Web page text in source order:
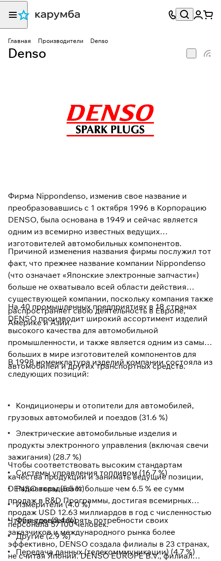
Главная Производители Denso
Denso
Фирма Nippondenso, изменив свое название и
преобразовавшись с 1 октября 1996 в Корпорацию
DENSO, была основана в 1949 и сейчас является
одним из всемирно известных ведущих
изготовителей автомобильных компонентов.
Причиной изменения названия фирмы послужил тот
факт, что прежнее название компании Nippondenso
(что означает «Японские электронные запчасти«)
больше не охватывало всей области действия
существующей компании, поскольку компания также
распространяет свою деятельность в Европе,
Америке и Азии.
На 40 промышленных предприятиях в 18 странах
DENSO производит широкий ассортимент изделий
высокого качества для автомобильной
промышленности, и также является одним из самых
больших в мире изготовителей компонентов для
автомобилей и других транспортных средств.
В 1998 номенклатура изделий компании состояла из
следующих позиций:
Кондиционеры и отопители для автомобилей,
грузовых автомобилей и поездов (31.6 %)
Электрические автомобильные изделия и
продукты электронного управления (включая свечи
зажигания) (28.7 %)
Системы управления топливом (16.7 %)
Радиаторы (5.5 %)
Измерители (4.0 %)
Фильтры (2.4 %)
Другие (2.9 %)
Передача данных (телекомммуникации) (4.7 %)
Чтобы соответствовать высоким стандартам
качества продукции и занимать ведущие позиции,
DENSO вкладывает больше чем 6.5 % ее сумм
продаж в R&D Программы, достигая всемирных
продаж USD 12.63 миллиардов в год с численностью
персонала 57100 человек.
Чтобы удовлетворять потребности своих
заказчиков и международного рынка более
эффективно, DENSO создала филиалы в 23 странах,
не считая Японии. DENSO EUROPE B.V., филиал